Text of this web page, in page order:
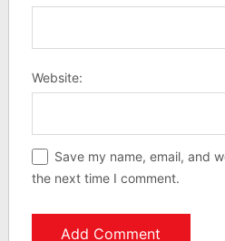
Website:
Save my name, email, and
the next time I comment.